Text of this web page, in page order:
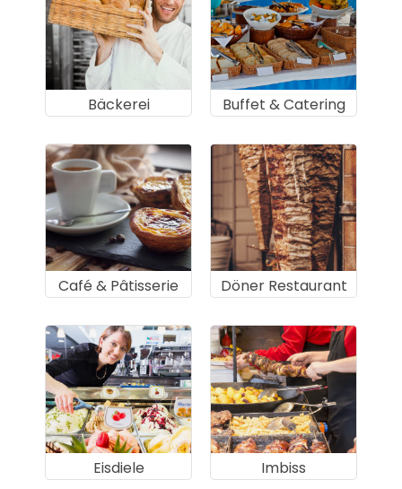
Bäckerei Buffet & Catering
Café & Pâtisserie Döner Restaurant
Eisdiele Imbiss